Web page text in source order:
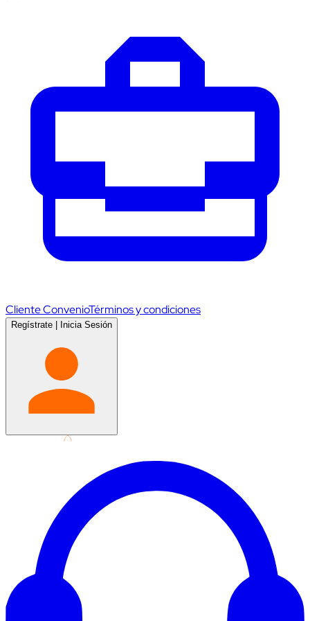
Cliente ConvenioTérminos y condiciones
Regístrate | Inicia Sesión